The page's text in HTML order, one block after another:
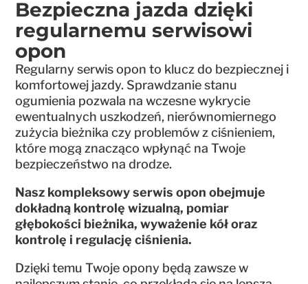
Bezpieczna jazda dzięki
regularnemu serwisowi
opon
Regularny serwis opon to klucz do bezpiecznej i
komfortowej jazdy. Sprawdzanie stanu
ogumienia pozwala na wczesne wykrycie
ewentualnych uszkodzeń, nierównomiernego
zużycia bieżnika czy problemów z ciśnieniem,
które mogą znacząco wpłynąć na Twoje
bezpieczeństwo na drodze.
Nasz kompleksowy serwis opon obejmuje
dokładną kontrolę wizualną, pomiar
głębokości bieżnika, wyważenie kół oraz
kontrolę i regulację ciśnienia.
Dzięki temu Twoje opony będą zawsze w